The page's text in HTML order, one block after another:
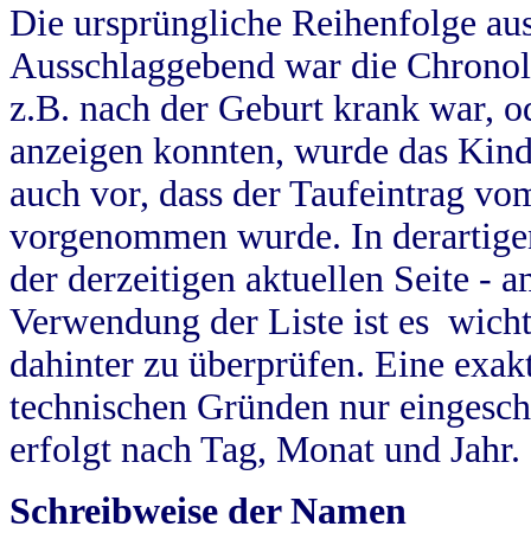
Die ursprüngliche Reihenfolge
Ausschlaggebend war die
z.B. nach der Geburt krank war,
anzeigen konnten, wurde das
auch vor, dass der Taufeintrag
vorgenommen wurde. In
der derzeitigen aktuellen Seite -
Verwendung der Liste ist es
dahinter zu überprüfen. Eine
technischen Gründen nur
erfolgt nach Tag, Monat und Jahr.
Schreibweise der Namen